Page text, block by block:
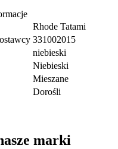
Rhode Tatami
331002015
niebieski
Niebieski
Mieszane
Dorośli
marki